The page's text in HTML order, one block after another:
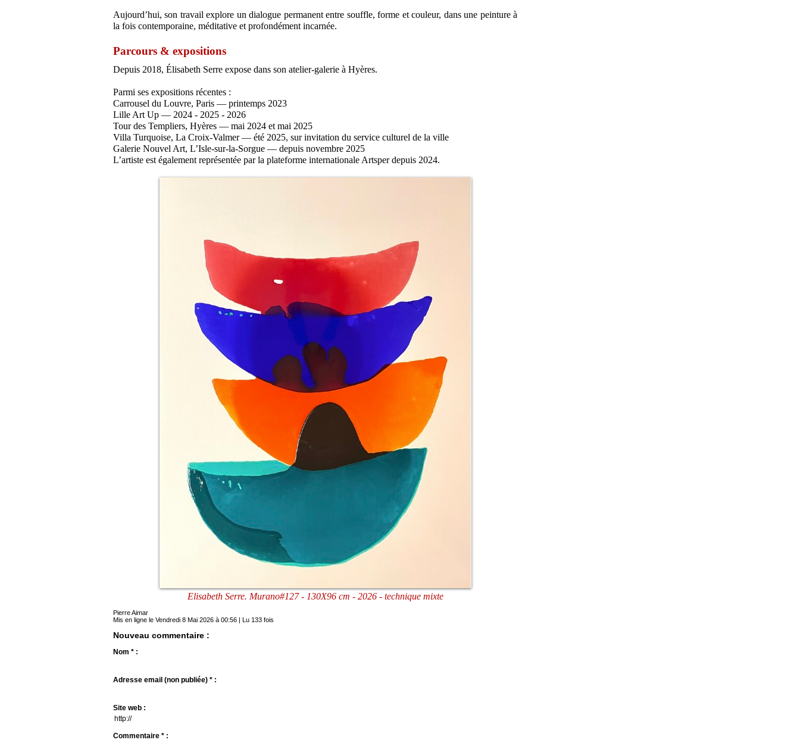
Aujourd’hui, son travail explore un dialogue permanent entre souffle, forme et couleur, dans une peinture à
la fois contemporaine, méditative et profondément incarnée.
Parcours & expositions
Depuis 2018, Élisabeth Serre expose dans son atelier-galerie à Hyères.
Parmi ses expositions récentes :
Carrousel du Louvre, Paris — printemps 2023
Lille Art Up — 2024 - 2025 - 2026
Tour des Templiers, Hyères — mai 2024 et mai 2025
Villa Turquoise, La Croix-Valmer — été 2025, sur invitation du service culturel de la ville
Galerie Nouvel Art, L’Isle-sur-la-Sorgue — depuis novembre 2025
L’artiste est également représentée par la plateforme internationale Artsper depuis 2024.
Elisabeth Serre. Murano#127 - 130X96 cm - 2026 - technique mixte
Pierre Aimar
Mis en ligne le Vendredi 8 Mai 2026 à 00:56 | Lu 133 fois
Nouveau commentaire :
Nom * :
Adresse email (non publiée) * :
Site web :
Commentaire * :